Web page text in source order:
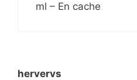
ml – En cache
hervervs